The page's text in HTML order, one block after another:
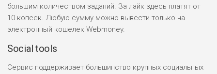
большим количеством заданий. За лайк здесь платят от
10 копеек. Любую сумму можно вывести только на
электронный кошелек Webmoney.
Social tools
Сервис поддерживает большинство крупных социальных